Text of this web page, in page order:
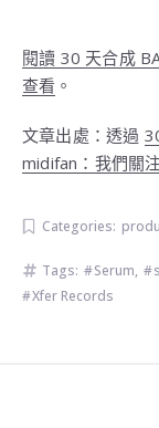
閱讀 30 天合成
查看 。
文章出處：透過
midifan：我們關
Categories:
Tags: Serum,
Xfer Records